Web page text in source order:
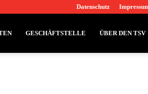
Datenschutz
GESCHÄFTSTELLE ÜBER DEN TSV